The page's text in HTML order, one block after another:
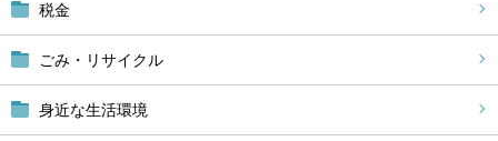
税金
ごみ・リサイクル
身近な生活環境